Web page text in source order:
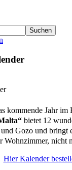
Suchen
kommende Jahr im
bietet 12
Gozo und bringt
Wohnzimmer, nicht
Hier Kalender